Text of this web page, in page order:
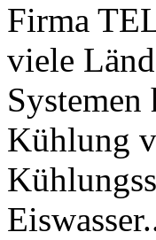
Firma
viele
Kühlung